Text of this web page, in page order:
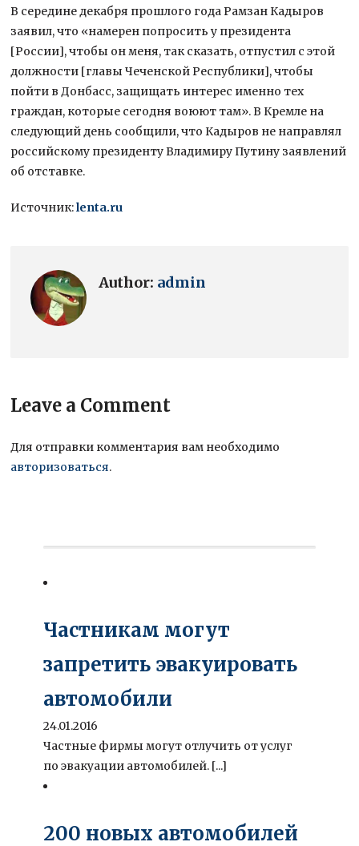
В середине декабря прошлого года Рамзан Кадыров
заявил, что «намерен попросить у президента
[России], чтобы он меня, так сказать, отпустил с этой
должности [главы Чеченской Республики], чтобы
пойти в Донбасс, защищать интерес именно тех
граждан, которые сегодня воюют там». В Кремле на
следующий день сообщили, что Кадыров не направлял
российскому президенту Владимиру Путину заявлений
об отставке.
Источник:lenta.ru
Author: admin
Leave a Comment
Для отправки комментария вам необходимо
авторизоваться.
Частникам могут
запретить эвакуировать
автомобили
24.01.2016
Частные фирмы могут отлучить от услуг
по эвакуации автомобилей. [...]
200 новых автомобилей